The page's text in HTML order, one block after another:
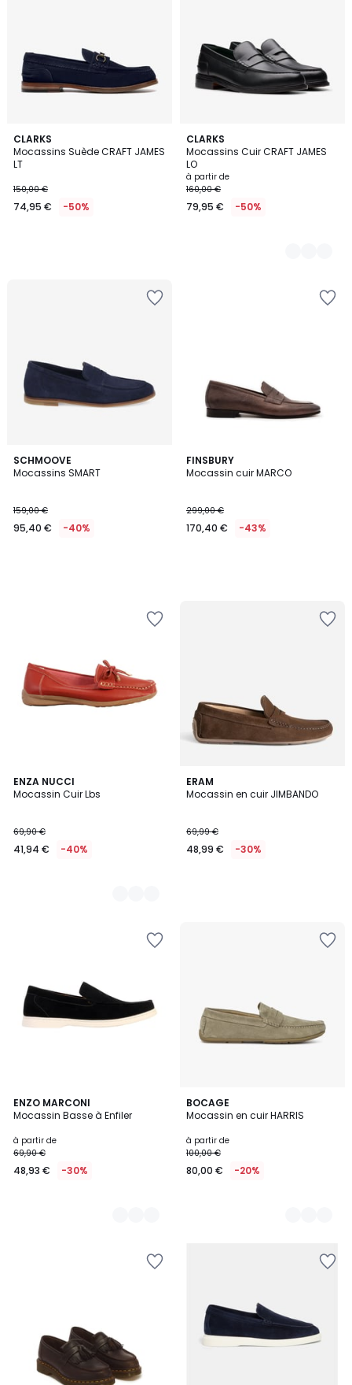
CLARKS
Mocassins Suède CRAFT JAMES
LT
150,00 €
74,95 € -50%
CLARKS
Mocassins Cuir CRAFT JAMES
LO
à partir de
160,00 €
79,95 € -50%
2
Couleurs
SCHMOOVE
Mocassins SMART
159,00 €
95,40 € -40%
FINSBURY
Mocassin cuir MARCO
299,00 €
170,40 € -43%
ENZA NUCCI
Mocassin Cuir Lbs
69,90 €
41,94 € -40%
3
Couleurs
ERAM
Mocassin en cuir JIMBANDO
69,99 €
48,99 € -30%
ENZO MARCONI
Mocassin Basse à Enfiler
à partir de
69,90 €
48,93 € -30%
7
Couleurs
BOCAGE
Mocassin en cuir HARRIS
à partir de
100,00 €
80,00 € -20%
3
Couleurs